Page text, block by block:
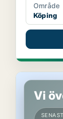
Område
Köping
Lagerlokal i
Vi